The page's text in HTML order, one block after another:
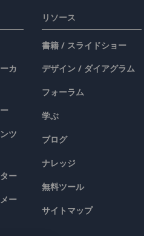
カ
ツ
ー
ー
リソース
書籍 / スライドショー
デザイン / ダイアグラム
フォーラム
学ぶ
ブログ
ナレッジ
無料ツール
サイトマップ